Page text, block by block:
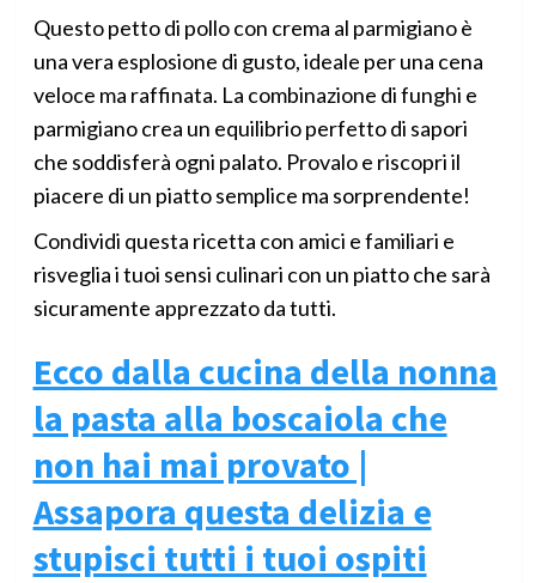
Questo petto di pollo con crema al parmigiano è
una vera esplosione di gusto, ideale per una cena
veloce ma raffinata. La combinazione di funghi e
parmigiano crea un equilibrio perfetto di sapori
che soddisferà ogni palato. Provalo e riscopri il
piacere di un piatto semplice ma sorprendente!
Condividi questa ricetta con amici e familiari e
risveglia i tuoi sensi culinari con un piatto che sarà
sicuramente apprezzato da tutti.
Ecco dalla cucina della nonna
la pasta alla boscaiola che
non hai mai provato |
Assapora questa delizia e
stupisci tutti i tuoi ospiti